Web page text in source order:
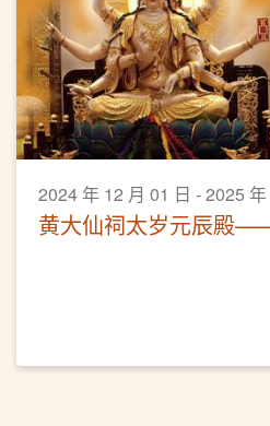
2024 年 12 月 01 日 - 2025
黄大仙祠太岁元辰殿